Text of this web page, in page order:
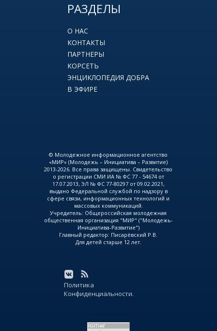
РАЗДЕЛЫ
О НАС
КОНТАКТЫ
ПАРТНЕРЫ
КОРСЕТЬ
ЭНЦИКЛОПЕДИЯ ДОБРА
В ЭФИРЕ
© Молодежное информационное агентство
«МИР» (Молодежь – Инициатива – Развитие)
2013-2026. Все права защищены. Свидетельство
о регистрации СМИ ИА № ФС 77 - 54674 от
17.07.2013, ЭЛ № ФС 77-80297 от 09.02.2021,
выдано Федеральной службой по надзору в
сфере связи, информационных технологий и
массовых коммуникаций.
Учредитель: Общероссийская молодежная
общественная организация "МИР" ("Молодежь-
Инициатива-Развитие")
Главный редактор: Писарёвский Р.В.
Для детей старше 12 лет.
Политика
Конфиденциальности.